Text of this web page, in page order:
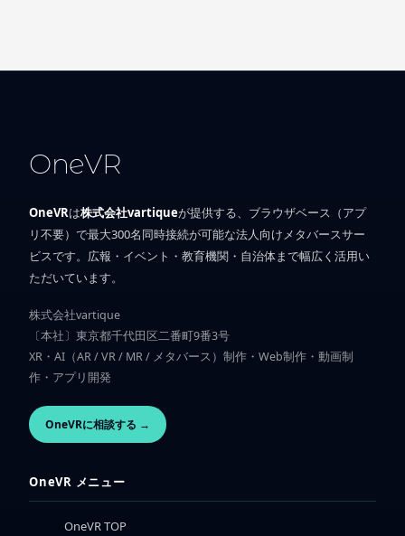
OneVR
OneVRは株式会社vartiqueが提供する、ブラウザベース（アプ
リ不要）で最大300名同時接続が可能な法人向けメタバースサー
ビスです。広報・イベント・教育機関・自治体まで幅広く活用い
ただいています。
株式会社vartique
〔本社〕東京都千代田区二番町9番3号
XR・AI（AR / VR / MR / メタバース）制作・Web制作・動画制
作・アプリ開発
OneVRに相談する →
OneVR メニュー
OneVR TOP